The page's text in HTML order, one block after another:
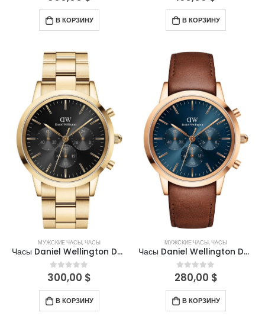
В КОРЗИНУ В КОРЗИНУ
МУЖСКИЕ ЧАСЫ,ЧАСЫ
Часы Daniel Wellington DW00100641
0out of 5
300,00 $
В КОРЗИНУ
МУЖСКИЕ ЧАСЫ,ЧАСЫ
Часы Daniel Wellington DW00100639
0out of 5
280,00 $
В КОРЗИНУ